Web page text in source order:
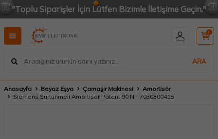
"Toplu Siparişler İçin Lütfen Bizimle İletişime Geçin."
ARA
0
Anasayfa Beyaz Eşya Çamaşır Makinesi
Amortisör
Siemens Sürtünmeli Amortisör Patent 90 N - 7030300415